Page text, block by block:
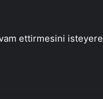
ettirmesini